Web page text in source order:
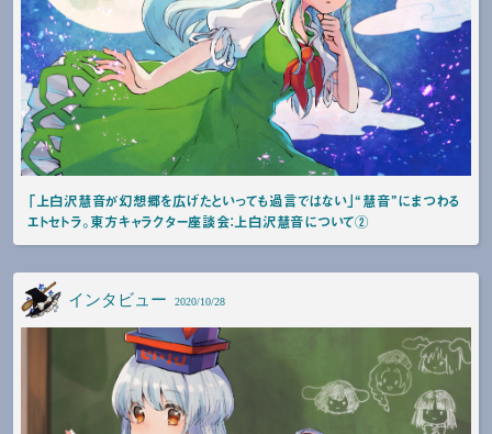
「上白沢慧音が幻想郷を広げたといっても過言ではない」“慧音”にまつわる
エトセトラ。東方キャラクター座談会：上白沢慧音について②
インタビュー 2020/10/28